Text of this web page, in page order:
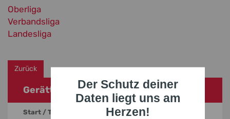
Der Schutz deiner
Daten liegt uns am
Herzen!
Oberliga
Verbandsliga
Landesliga
Zurück
Gerätturnen
Start / Termine